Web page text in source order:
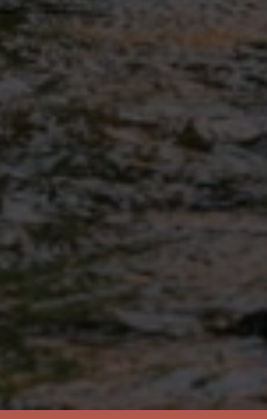
Freie Waldorfschule Weimar:
Schutzkonzept
Informationen zur Schulcloud